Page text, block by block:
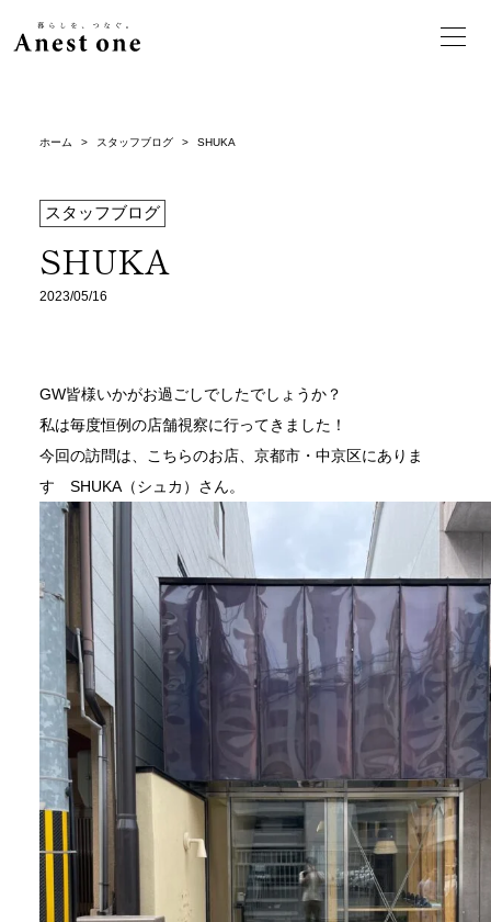
ホーム > スタッフブログ > SHUKA
スタッフブログ
SHUKA
2023/05/16
GW皆様いかがお過ごしでしたでしょうか？
私は毎度恒例の店舗視察に行ってきました！
今回の訪問は、こちらのお店、京都市・中京区にありま
す SHUKA（シュカ）さん。